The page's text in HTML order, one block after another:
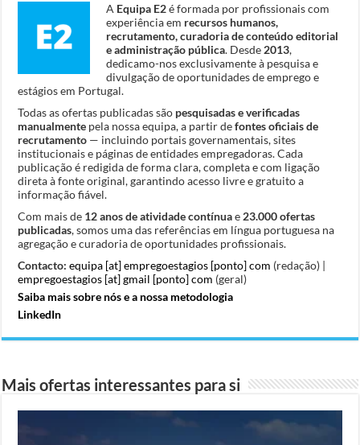
A Equipa E2é formada por profissionais com
experiência em recursos humanos,
recrutamento, curadoria de conteúdo editorial
e administração pública. Desde 2013,
dedicamo-nos exclusivamente à pesquisa e
divulgação de oportunidades de emprego e
estágios em Portugal.
Todas as ofertas publicadas são pesquisadas e verificadas
manualmente pela nossa equipa, a partir defontes oficiais de
recrutamento — incluindo portais governamentais, sites
institucionais e páginas de entidades empregadoras. Cada
publicação é redigida de forma clara, completa e com ligação
direta à fonte original, garantindo acesso livre e gratuito a
informação fiável.
Com mais de 12 anos de atividade contínuae 23.000 ofertas
publicadas, somos uma das referências em língua portuguesa na
agregação e curadoria de oportunidades profissionais.
Contacto: equipa [at] empregoestagios [ponto] com (redação) |
empregoestagios [at] gmail [ponto] com (geral)
Saiba mais sobre nós e a nossa metodologia
LinkedIn
Mais ofertas interessantes para si